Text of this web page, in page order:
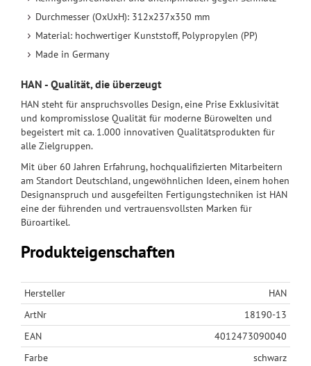
Durchmesser (OxUxH): 312x237x350 mm
Material: hochwertiger Kunststoff, Polypropylen (PP)
Made in Germany
HAN - Qualität, die überzeugt
HAN steht für anspruchsvolles Design, eine Prise Exklusivität
und kompromisslose Qualität für moderne Bürowelten und
begeistert mit ca. 1.000 innovativen Qualitätsprodukten für
alle Zielgruppen.
Mit über 60 Jahren Erfahrung, hochqualifizierten Mitarbeitern
am Standort Deutschland, ungewöhnlichen Ideen, einem hohen
Designanspruch und ausgefeilten Fertigungstechniken ist HAN
eine der führenden und vertrauensvollsten Marken für
Büroartikel.
Produkteigenschaften
Hersteller
HAN
ArtNr
18190-13
EAN
4012473090040
Farbe
schwarz